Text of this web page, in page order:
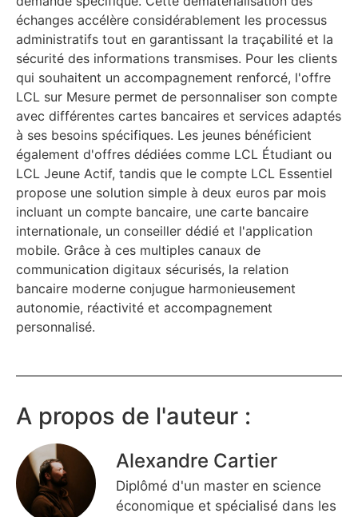
échanges accélère considérablement les processus
administratifs tout en garantissant la traçabilité et la
sécurité des informations transmises. Pour les clients
qui souhaitent un accompagnement renforcé, l'offre
LCL sur Mesure permet de personnaliser son compte
avec différentes cartes bancaires et services adaptés
à ses besoins spécifiques. Les jeunes bénéficient
également d'offres dédiées comme LCL Étudiant ou
LCL Jeune Actif, tandis que le compte LCL Essentiel
propose une solution simple à deux euros par mois
incluant un compte bancaire, une carte bancaire
internationale, un conseiller dédié et l'application
mobile. Grâce à ces multiples canaux de
communication digitaux sécurisés, la relation
bancaire moderne conjugue harmonieusement
autonomie, réactivité et accompagnement
personnalisé.
A propos de l'auteur :
Alexandre Cartier
Diplômé d'un master en science
économique et spécialisé dans les